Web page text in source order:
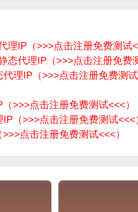
理IP（>>>点击注册免费测试
态代理IP（>>>点击注册免费
理IP（>>>点击注册免费测试
>>>点击注册免费测试<<<）
（>>>点击注册免费测试<<<
点击注册免费测试<<<）